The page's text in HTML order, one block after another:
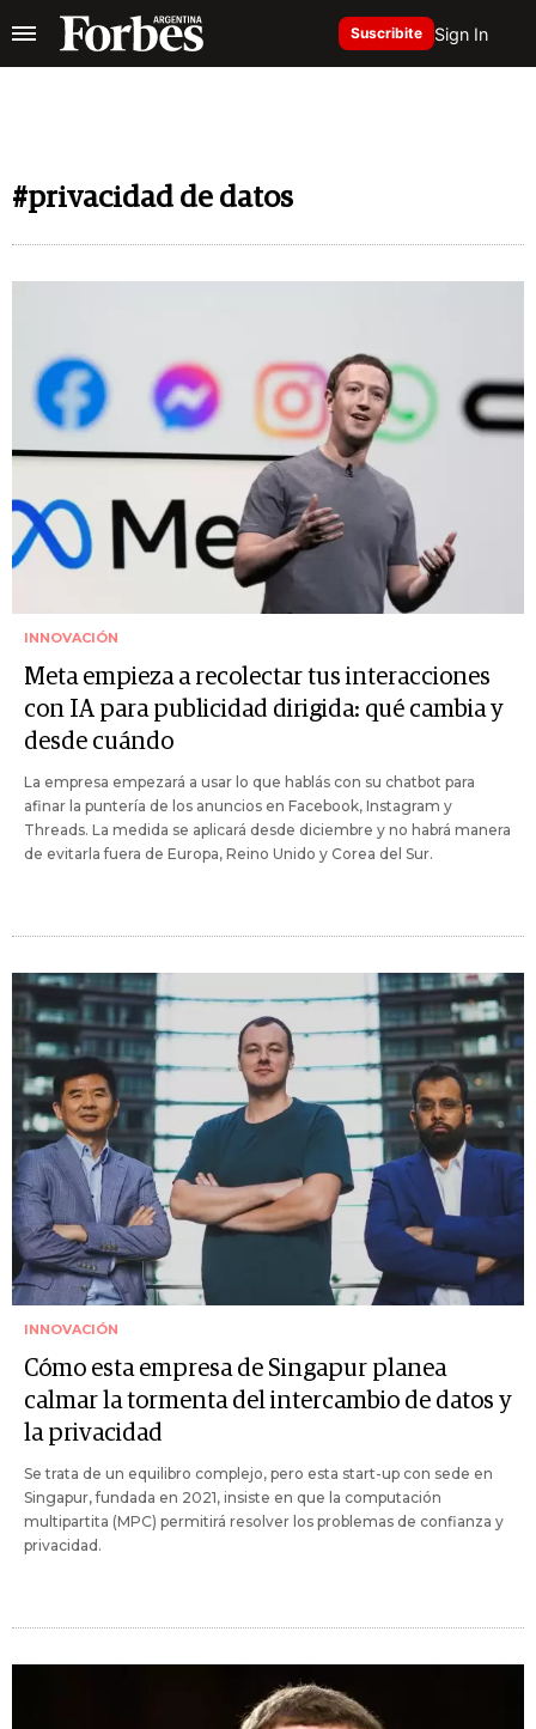
Suscribite Sign In
#privacidad de datos
INNOVACIÓN
Meta empieza a recolectar tus interacciones
con IA para publicidad dirigida: qué cambia y
desde cuándo
La empresa empezará a usar lo que hablás con su chatbot para
afinar la puntería de los anuncios en Facebook, Instagram y
Threads. La medida se aplicará desde diciembre y no habrá manera
de evitarla fuera de Europa, Reino Unido y Corea del Sur.
INNOVACIÓN
Cómo esta empresa de Singapur planea
calmar la tormenta del intercambio de datos y
la privacidad
Se trata de un equilibro complejo, pero esta start-up con sede en
Singapur, fundada en 2021, insiste en que la computación
multipartita (MPC) permitirá resolver los problemas de confianza y
privacidad.